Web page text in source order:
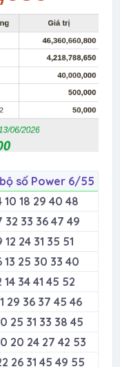
số Power 6/55
10 18 29 40 48
32 33 36 47 49
12 24 31 35 51
13 25 30 33 40
14 34 41 45 52
29 36 37 45 46
25 31 33 38 45
20 24 27 42 53
26 31 45 49 55